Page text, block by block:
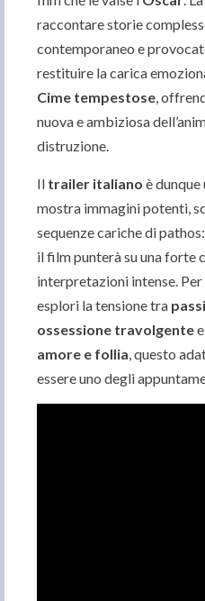
raccontare storie
contemporaneo e
restituire la carica
Cime tempestose,
nuova e ambiziosa
distruzione.
Il trailer italiano è
mostra immagini potenti,
sequenze cariche di
il film punterà su una forte
interpretazioni intense. Per
esplori la tensione tra
ossessione travolgente
amore e follia, questo
essere uno degli